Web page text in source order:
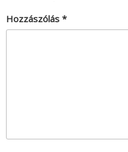
Hozzászólás *